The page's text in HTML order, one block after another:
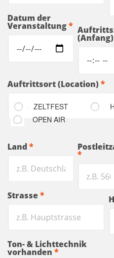
(Anfang)
Datum der
Veranstaltung*
Auftrittsort (Location)*
ZELTFEST
OPEN AIR
*
Land*
Strasse*
Ton- & Lichttechnik
vorhanden *